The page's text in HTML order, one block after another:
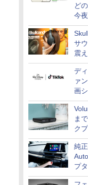
ど
今
サ
震
「
デ
ァ
画
作
ま
ク
「
純
プタ